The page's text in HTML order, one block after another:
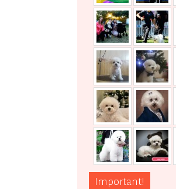
Important!